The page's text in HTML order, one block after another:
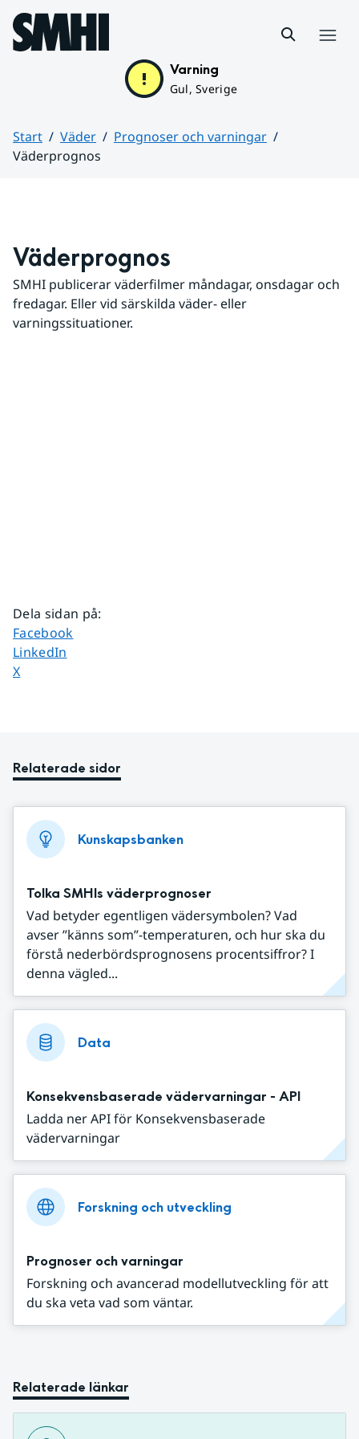
Hoppa till sidans innehåll
Varning
Gul, Sverige
Start Väder
Prognoser och varningar
Väderprognos
Väderprognos
SMHI publicerar väderfilmer måndagar, onsdagar och
fredagar. Eller vid särskilda väder- eller
varningssituationer.
Dela sidan på:
Dela sidan på
Facebook
Dela sidan på
LinkedIn
Dela sidan på
X
Relaterade sidor
Kunskapsbanken
Tolka SMHIs väderprognoser
Vad betyder egentligen vädersymbolen? Vad
avser ”känns som”-temperaturen, och hur ska du
förstå nederbördsprognosens procentsiffror? I
denna vägled...
Data
Konsekvensbaserade vädervarningar - API
Ladda ner API för Konsekvensbaserade
vädervarningar
Forskning och utveckling
Prognoser och varningar
Forskning och avancerad modellutveckling för att
du ska veta vad som väntar.
Relaterade länkar